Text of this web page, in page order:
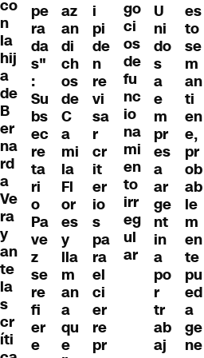
co
n
la
hij
a
de
B
er
na
rd
a
Ve
ra
y
an
te
la
s
cr
íti
pe
ra
da
s"
:
Su
bs
ec
re
ta
ri
o
Pa
ve
z
se
re
fi
er
e
az
an
di
ch
os
de
C
a
mi
la
Fl
or
es
y
lla
m
an
a
qu
e
i
pi
de
n
re
vi
sa
r
cr
it
er
io
s
pa
ra
el
ci
er
re
pr
go
ci
os
de
fu
nc
io
na
mi
en
to
irr
eg
ul
ar
U
ni
do
s
a
e
m
pr
es
a
ar
ge
nt
in
a
po
r
tr
ab
aj
es
to
se
m
an
ti
en
e,
pr
ob
ab
le
m
en
te
pu
ed
a
ge
ne